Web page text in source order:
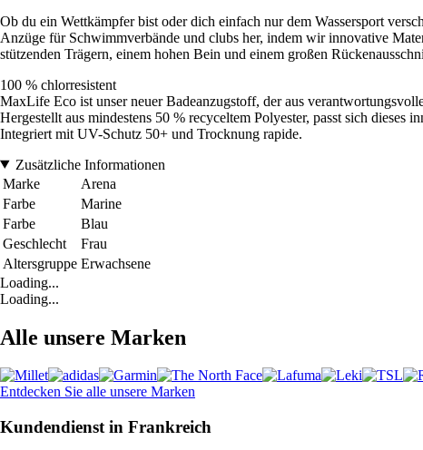
Ob du ein Wettkämpfer bist oder dich einfach nur dem Wassersport
Anzüge für Schwimmverbände und clubs her, indem wir innovative
stützenden Trägern, einem hohen Bein und einem großen
100 % chlorresistent
MaxLife Eco ist unser neuer Badeanzugstoff, der aus
Hergestellt aus mindestens 50 % recyceltem Polyester, passt sich
Integriert mit UV-Schutz 50+ und Trocknung rapide.
Zusätzliche Informationen
Marke
Arena
Farbe
Marine
Farbe
Blau
Geschlecht
Frau
Altersgruppe Erwachsene
Loading...
Loading...
Alle unsere Marken
Entdecken Sie alle unsere Marken
Kundendienst in Frankreich